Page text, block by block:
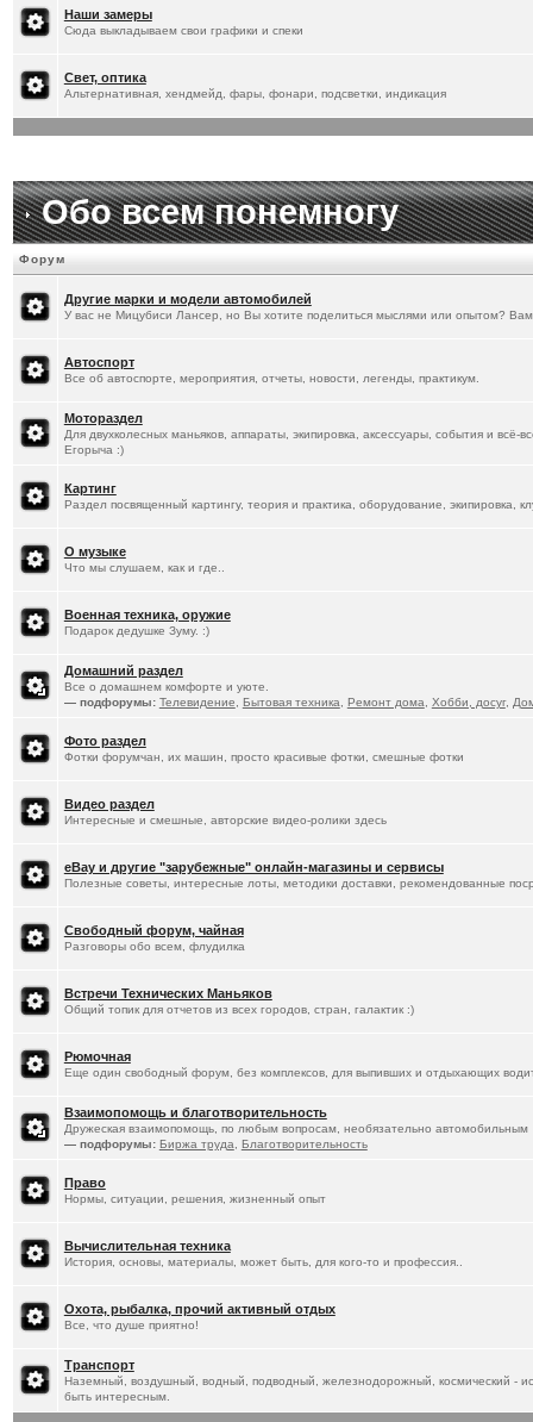
[20.1.2026]Titus:
Наши замеры
Сюда выкладываем свои графики и спеки
Свет, оптика
Альтернативная, хендмейд, фары, фонари, подсветки, индикация
Обо всем понемногу
Форум
Другие марки и модели автомобилей
У вас не Мицубиси Лансер, но Вы хотите поделиться мыслями или опытом?
Автоспорт
Все об автоспорте, мероприятия, отчеты, новости, легенды, практикум.
Мотораздел
Для двухколесных маньяков, аппараты, экипировка, аксессуары, события и всё-
Егорыча :)
Картинг
Раздел посвященный картингу, теория и практика, оборудование, экипировка,
О музыке
Что мы слушаем, как и где..
Военная техника, оружие
Подарок дедушке Зуму. :)
Домашний раздел
Все о домашнем комфорте и уюте.
— подфорумы: Телевидение Бытовая техника Ремонт дома Хобби, досуг,
Фото раздел
Фотки форумчан, их машин, просто красивые фотки, смешные фотки
Видео раздел
Интересные и смешные, авторские видео-ролики здесь
eBay и другие "зарубежные" онлайн-магазины и сервисы
Полезные советы, интересные лоты, методики доставки, рекомендованные
Свободный форум, чайная
Разговоры обо всем, флудилка
Встречи Технических Маньяков
Общий топик для отчетов из всех городов, стран, галактик :)
Рюмочная
Еще один свободный форум, без комплексов, для выпивших и отдыхающих
Взаимопомощь и благотворительность
Дружеская взаимопомощь, по любым вопросам, необязательно автомобильным
— подфорумы: Биржа труда Благотворительность
Право
Нормы, ситуации, решения, жизненный опыт
Вычислительная техника
История, основы, материалы, может быть, для кого-то и профессия..
Охота, рыбалка, прочий активный отдых
Все, что душе приятно!
Транспорт
Наземный, воздушный, водный, подводный, железнодорожный, космический -
быть интересным.